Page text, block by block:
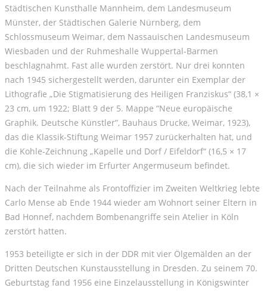
Städtischen Kunsthalle Mannheim, dem Landesmuseum
Münster, der Städtischen Galerie Nürnberg, dem
Schlossmuseum Weimar, dem Nassauischen Landesmuseum
Wiesbaden und der Ruhmeshalle Wuppertal-Barmen
beschlagnahmt. Fast alle wurden zerstört. Nur drei konnten
nach 1945 sichergestellt werden, darunter ein Exemplar der
Lithografie „Die Stigmatisierung des Heiligen Franziskus“ (38,1 ×
23 cm, um 1922; Blatt 9 der 5. Mappe “Neue europäische
Graphik. Deutsche Künstler”, Bauhaus Drucke, Weimar, 1923),
das die Klassik-Stiftung Weimar 1957 zurückerhalten hat, und
die Kohle-Zeichnung „Kapelle und Dorf / Eifeldorf“ (16,5 × 17
cm), die sich wieder im Erfurter Angermuseum befindet.
Nach der Teilnahme als Frontoffizier im Zweiten Weltkrieg lebte
Carlo Mense ab Ende 1944 wieder am Wohnort seiner Eltern in
Bad Honnef, nachdem Bombenangriffe sein Atelier in Köln
zerstört hatten.
1953 beteiligte er sich in der DDR mit vier Ölgemälden an der
Dritten Deutschen Kunstausstellung in Dresden. Zu seinem 70.
Geburtstag fand 1956 eine Einzelausstellung in Königswinter